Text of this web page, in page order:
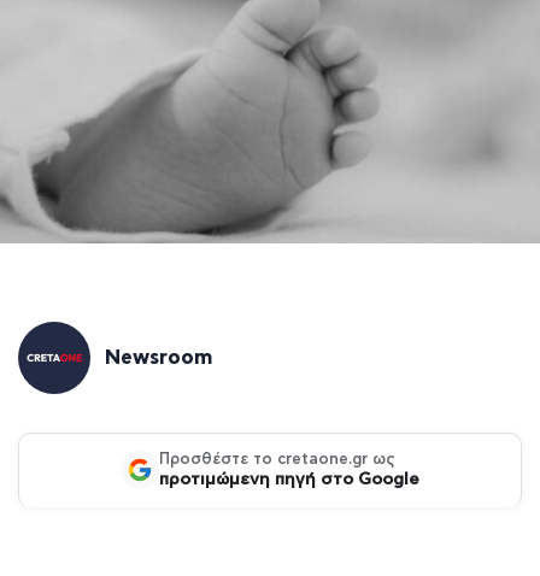
Newsroom
Προσθέστε το cretaone.gr ως
προτιμώμενη πηγή στο Google